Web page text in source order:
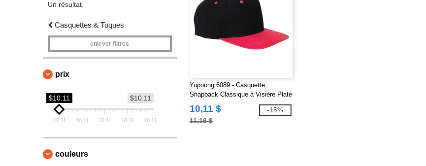
Un résultat.
Casquettes & Tuques
enlever filtres
prix
$10.11
$10.11
10.11 10.11 10.11 10.11 10.11
couleurs
Yupoong 6089 - Casquette
Snapback Classique à Visière Plate
Structurée à 6 Panneaux
10,11 $
11,16 $
-15%